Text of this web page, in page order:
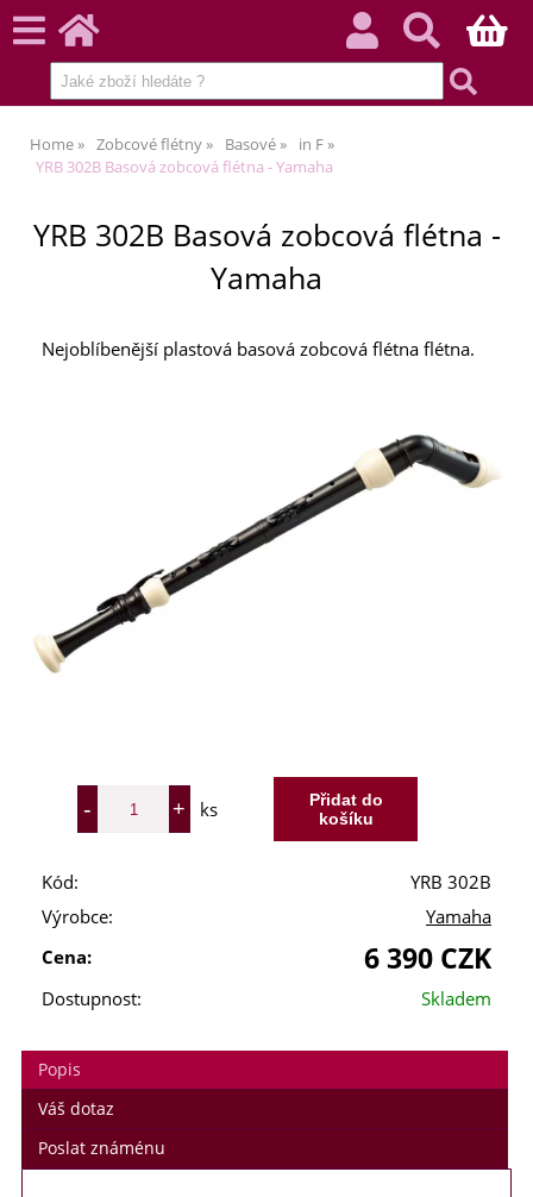
Home Zobcové flétny Basové
in F
YRB 302B Basová zobcová flétna - Yamaha
YRB 302B Basová zobcová flétna -
Yamaha
Nejoblíbenější plastová basová zobcová flétna flétna.
ks
Kód:
YRB 302B
Výrobce:
Yamaha
Cena:
6 390 CZK
Dostupnost: Skladem
Popis
Váš dotaz
Poslat známénu